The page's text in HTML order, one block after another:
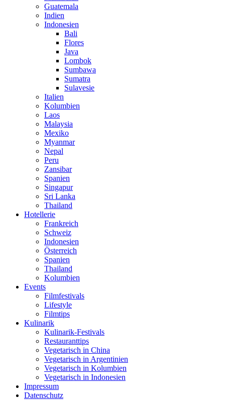
Guatemala
Indien
Indonesien
Bali
Flores
Java
Lombok
Sumbawa
Sumatra
Sulavesie
Italien
Kolumbien
Laos
Malaysia
Mexiko
Myanmar
Nepal
Peru
Zansibar
Spanien
Singapur
Sri Lanka
Thailand
Hotellerie
Frankreich
Schweiz
Indonesien
Österreich
Spanien
Thailand
Kolumbien
Events
Filmfestivals
Lifestyle
Filmtips
Kulinarik
Kulinarik-Festivals
Restauranttips
Vegetarisch in China
Vegetarisch in Argentinien
Vegetarisch in Kolumbien
Vegetarisch in Indonesien
Impressum
Datenschutz